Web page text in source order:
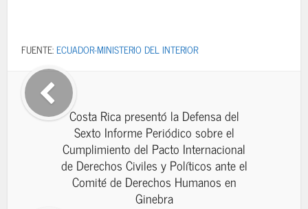
FUENTE: ECUADOR-MINISTERIO DEL INTERIOR
Costa Rica presentó la Defensa del
Sexto Informe Periódico sobre el
Cumplimiento del Pacto Internacional
de Derechos Civiles y Políticos ante el
Comité de Derechos Humanos en
Ginebra